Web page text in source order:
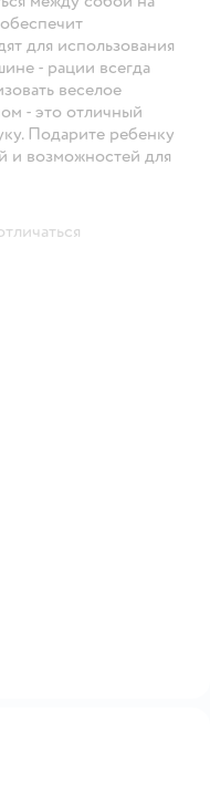
для использования
- рации всегда
веселое
- это отличный
Подарите ребенку
и возможностей для